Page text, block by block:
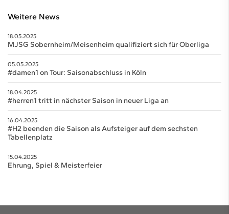
Weitere News
18.05.2025
MJSG Sobernheim/Meisenheim qualifiziert sich für Oberliga
05.05.2025
#damen1 on Tour: Saisonabschluss in Köln
18.04.2025
#herren1 tritt in nächster Saison in neuer Liga an
16.04.2025
#H2 beenden die Saison als Aufsteiger auf dem sechsten
Tabellenplatz
15.04.2025
Ehrung, Spiel & Meisterfeier